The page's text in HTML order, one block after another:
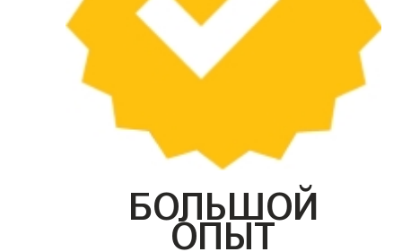
БОЛЬШОЙ
ОПЫТ